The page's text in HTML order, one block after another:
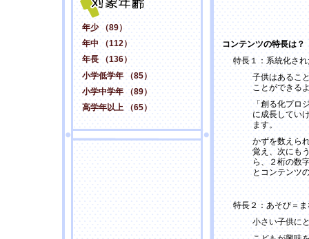
年少 （89）
年中 （112）
年長 （136）
小学低学年 （85）
小学中学年 （89）
高学年以上 （65）
コンテンツの特長は？
特長１：系統化さ
子供はあるこ
ことができる
「創る化プロ
に成長してい
ます。
かずを数えら
覚え、次にも
ら、２桁の数
とコンテンツ
特長２：あそび＝
小さい子供に